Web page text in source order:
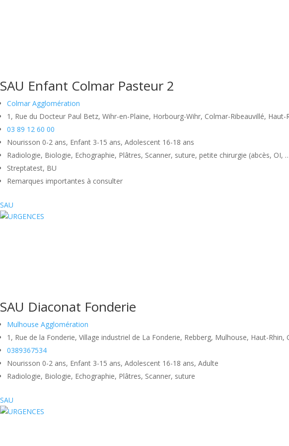
SAU Enfant Colmar Pasteur 2
Colmar Agglomération
1, Rue du Docteur Paul Betz, Wihr-en-Plaine, Horbourg-Wihr, Colmar-Ribeauvillé,
03 89 12 60 00
Nourisson 0-2 ans, Enfant 3-15 ans, Adolescent 16-18 ans
Radiologie, Biologie, Echographie, Plâtres, Scanner, suture, petite chirurgie (abcès, OI,
Streptatest, BU
Remarques importantes à consulter
SAU
SAU Diaconat Fonderie
Mulhouse Agglomération
1, Rue de la Fonderie, Village industriel de La Fonderie, Rebberg, Mulhouse, Haut-
0389367534
Nourisson 0-2 ans, Enfant 3-15 ans, Adolescent 16-18 ans, Adulte
Radiologie, Biologie, Echographie, Plâtres, Scanner, suture
SAU